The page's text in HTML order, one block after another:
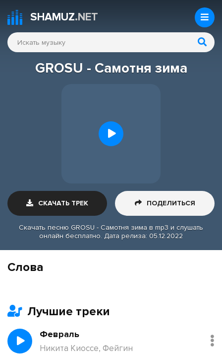
SHAMUZ.NET
GROSU - Самотня зима
СКАЧАТЬ ТРЕК ПОДЕЛИТЬСЯ
Скачать песню GROSU - Самотня зима в mp3 и слушать
онлайн бесплатно. Дата релиза: 05.12.2022
Слова
Лучшие треки
Февраль
Никита Киоссе, Фейгин